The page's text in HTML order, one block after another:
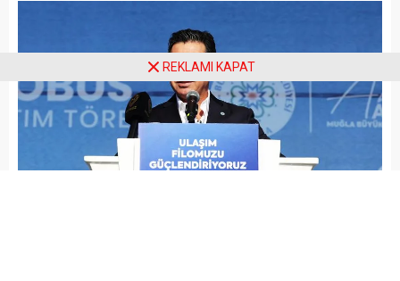
REKLAMI KAPAT